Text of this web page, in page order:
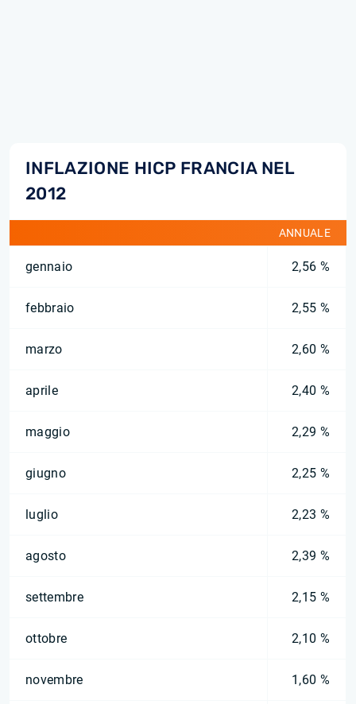
INFLAZIONE HICP FRANCIA NEL
2012
ANNUALE
gennaio 2,56 %
febbraio 2,55 %
marzo 2,60 %
aprile 2,40 %
maggio 2,29 %
giugno 2,25 %
luglio 2,23 %
agosto 2,39 %
settembre 2,15 %
ottobre 2,10 %
novembre 1,60 %